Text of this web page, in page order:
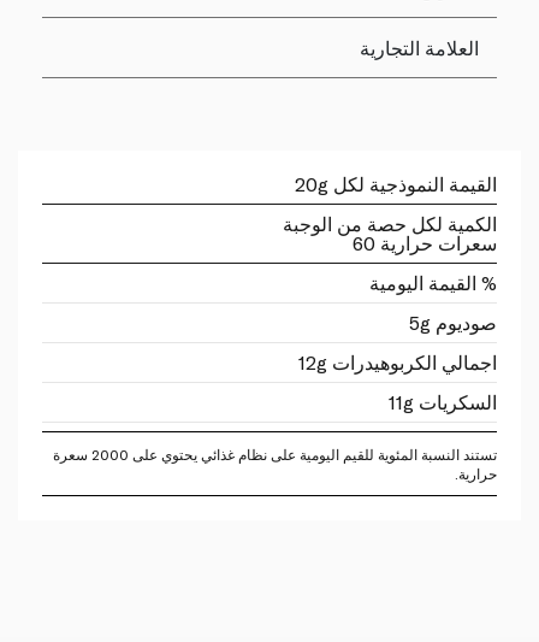
العلامة التجارية
القيمة النموذجية لكل 20g
الكمية لكل حصة من الوجبة
سعرات حرارية 60
% القيمة اليومية
صوديوم 5g
اجمالي الكربوهيدرات 12g
السكريات 11g
تستند النسبة المئوية للقيم اليومية على نظام غذائي يحتوي على 2000 سعرة
حرارية.